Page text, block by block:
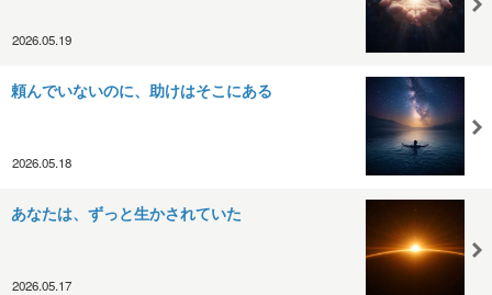
2026.05.19
頼んでいないのに、助けはそこにある
2026.05.18
あなたは、ずっと生かされていた
2026.05.17